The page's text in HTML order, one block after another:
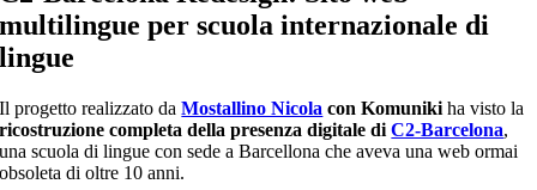
multilingue per scuola internazionale di
lingue
Il progetto realizzato daMostallino Nicola con Komuniki ha visto la
ricostruzione completa della presenza digitale diC2-Barcelona,
una scuola di lingue con sede a Barcellona che aveva una web ormai
obsoleta di oltre 10 anni.